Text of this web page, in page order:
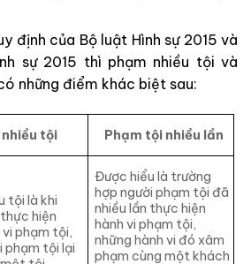
định của Bộ luật Hình sự 2015 và
sự 2015 thì phạm nhiều tội và
những điểm khác biệt sau:
tội Phạm tội nhiều lần
tội là khi
hiện
vi phạm tội,
phạm tội lại
Được hiểu là trường
hợp người phạm tội đã
nhiều lần thực hiện
hành vi phạm tội,
những hành vi đó xâm
phạm cùng một khách